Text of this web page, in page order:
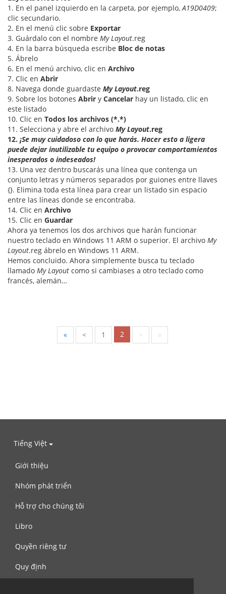
1. En el panel izquierdo en la carpeta, por ejemplo, A19D0409;
clic secundario.
2. En el menú clic sobre Exportar
3. Guárdalo con el nombre My Layout.reg
4. En la barra búsqueda escribe Bloc de notas
5. Ábrelo
6. En el menú archivo, clic en Archivo
7. Clic en Abrir
8. Navega donde guardaste My Layout.reg
9. Sobre los botones Abrir y Cancelar hay un listado, clic en
este listado
10. Clic en Todos los archivos (*.*)
11. Selecciona y abre el archivo My Layout.reg
12. ¡Se muy cuidadoso con lo que harás. Hacer esto a ligera
puede dejar inutilizable tu equipo o provocar comportamientos
inesperados o indeseados!
13. Una vez dentro buscarás una línea que contenga un
conjunto letras y números separados por guiones entre llaves
{}. Elimina toda esta línea para crear un listado sin espacio
entre las líneas donde se encontraba.
14. Clic en Archivo
15. Clic en Guardar
Ahora ya tenemos los dos archivos que harán funcionar
nuestro teclado en Windows 11 ARM o superior. El archivo My
Layout.reg ábrelo en Windows 11 ARM.
Hemos concluido. Ahora simplemente busca tu teclado
llamado My Layout como si cambiases a otro teclado como
francés, alemán…
« < 1 2 > »
Tiếng Việt
Giới thiệu
Nhóm phát triển
Hỗ trợ cho chúng tôi
Libro
Quyền riêng tư
Quy định